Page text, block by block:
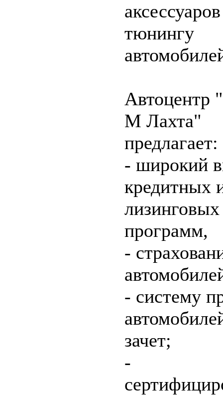
тюнингу
Автоцентр
М Лахта"
предлагает:
- широкий
кредитных
лизинговых
программ,
-
- систему
зачет;
-